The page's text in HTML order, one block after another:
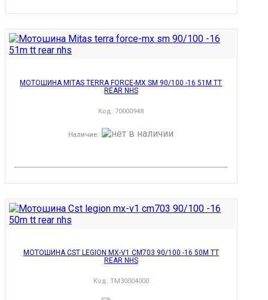
МОТОШИНА MITAS TERRA FORCE-MX SM 90/100 -16 51M TT
REAR NHS
Код:70000948
Наличие:
МОТОШИНА CST LEGION MX-V1 CM703 90/100 -16 50M TT
REAR NHS
Код: TM30004000